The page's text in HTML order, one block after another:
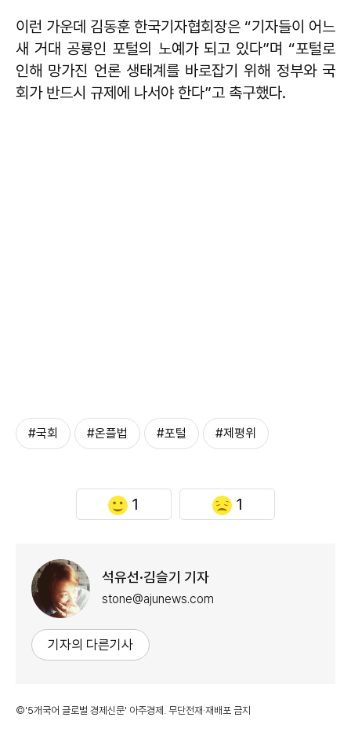
이런 가운데 김동훈 한국기자협회장은 “기자들이 어느
새 거대 공룡인 포털의 노예가 되고 있다”며 “포털로
인해 망가진 언론 생태계를 바로잡기 위해 정부와 국
회가 반드시 규제에 나서야 한다”고 촉구했다.
#국회 #온플법 #포털 #제평위
1 1
석유선·김슬기 기자
stone@ajunews.com
기자의 다른기사
©'5개국어 글로벌 경제신문' 아주경제. 무단전재·재배포 금지